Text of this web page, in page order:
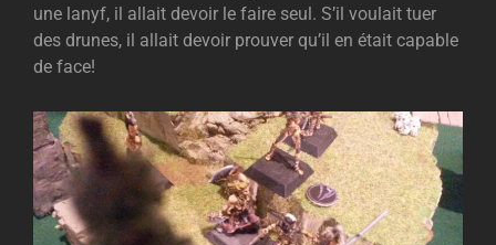
une lanyf, il allait devoir le faire seul. S’il voulait tuer
des drunes, il allait devoir prouver qu’il en était capable
de face!